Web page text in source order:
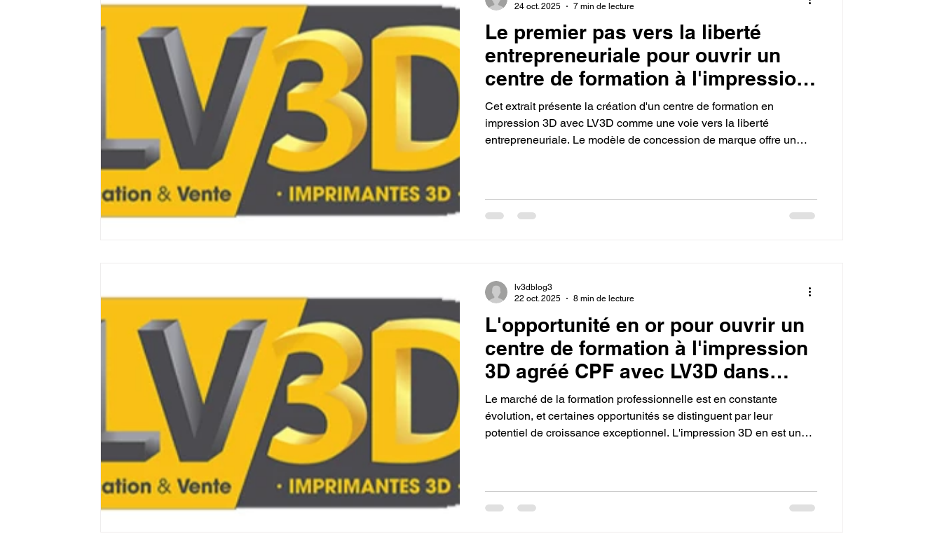
Le premier pas vers la liberté
entrepreneuriale pour ouvrir un
centre de formation à l'impression
3D agréé CPF avec LV3D dans
votre ville.
Cet extrait présente la création d'un centre de formation en
impression 3D avec LV3D comme une voie vers la liberté
entrepreneuriale. Le modèle de concession de marque offre un
tout en s'épanouissant professionnellement.
24 oct. 2025
7 min de lecture
L'opportunité en or pour ouvrir un
centre de formation à l'impression
3D agréé CPF avec LV3D dans
votre ville.
Le marché de la formation professionnelle est en constante
évolution, et certaines opportunités se distinguent par leur
potentiel de croissance exceptionnel. L'impression 3D en est une.
lv3dblog3
22 oct. 2025
8 min de lecture